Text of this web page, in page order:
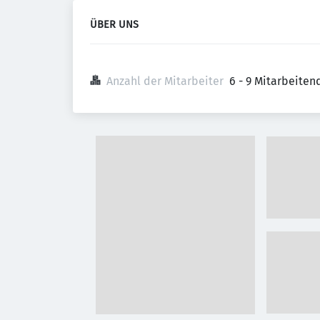
ÜBER UNS
Anzahl der Mitarbeiter 6 - 9